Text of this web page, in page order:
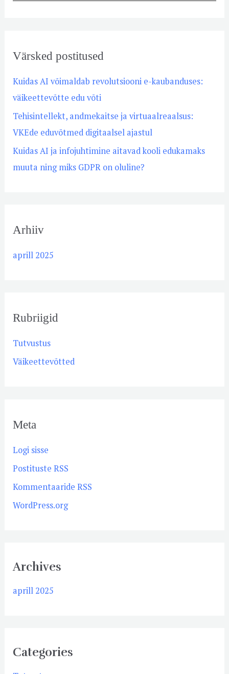
c
r
Värsked postitused
Kuidas AI võimaldab revolutsiooni e-kaubanduses:
väikeettevõtte edu võti
Tehisintellekt, andmekaitse ja virtuaalreaalsus:
VKEde eduvõtmed digitaalsel ajastul
Kuidas AI ja infojuhtimine aitavad kooli edukamaks
muuta ning miks GDPR on oluline?
Arhiiv
aprill 2025
Rubriigid
Tutvustus
Väikeettevõtted
Meta
Logi sisse
Postituste RSS
Kommentaaride RSS
WordPress.org
Archives
aprill 2025
Categories